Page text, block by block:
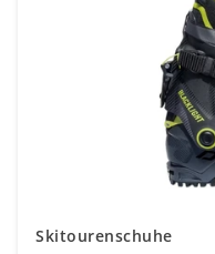
Skitourenschuhe